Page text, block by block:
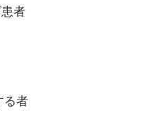
者
る者